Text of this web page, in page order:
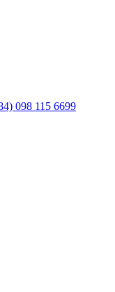
098 115 6699